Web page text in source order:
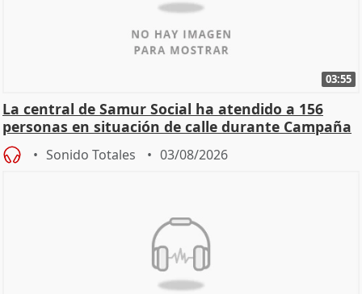
03:55
La central de Samur Social ha atendido a 156
personas en situación de calle durante Campaña
de Calor
Sonido Totales 03/08/2026